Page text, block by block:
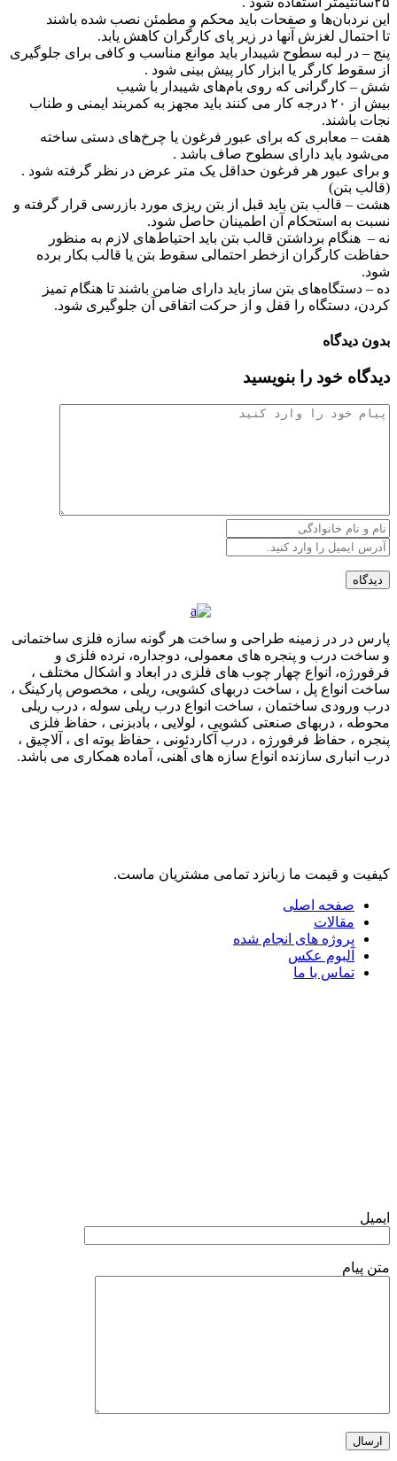
این نردبان‌ها و صفحات باید محکم و مطمئن نصب شده باشند
تا احتمال لغزش آنها در زیر پای کارگران کاهش یابد.
پنج – در لبه سطوح شیبدار باید موانع مناسب و کافی برای جلوگیری
از سقوط کارگر یا ابزار کار پیش بینی شود .
شش – کارگرانی که روی بام‌های شیبدار با شیب
بیش از ۲۰ درجه کار می کنند باید مجهز به کمربند ایمنی و طناب
نجات باشند.
هفت – معابری که برای عبور فرغون یا چرخ‌های دستی ساخته
می‌شود باید دارای سطوح صاف باشد .
و برای عبور هر فرغون حداقل یک متر عرض در نظر گرفته شود .
(قالب بتن)
هشت – قالب بتن باید قبل از بتن ریزی مورد بازرسی قرار گرفته و
نسبت به استحکام آن اطمینان حاصل شود.
نه – هنگام برداشتن قالب بتن باید احتیاط‌های لازم به منظور
حفاظت کارگران ازخطر احتمالی سقوط بتن یا قالب بکار برده
شود.
ده – دستگاه‌های بتن ساز باید دارای ضامن باشند تا هنگام تمیز
کردن‌، دستگاه را قفل و از حرکت اتفاقی آن جلوگیری شود.
بدون دیدگاه
دیدگاه خود را بنویسید
پارس در در زمینه طراحی و ساخت هر گونه سازه فلزی ساختمانی
و ساخت درب و پنجره های معمولی، دوجداره، نرده فلزی و
فرفورژه، انواع چهار چوب های فلزی در ابعاد و اشکال مختلف ،
ساخت انواع پل ، ساخت دربهای کشویی، ریلی ، مخصوص پارکینگ ،
درب ورودی ساختمان ، ساخت انواع درب ریلی سوله ، درب ریلی
محوطه ، دربهای صنعتی کشویی ، لولایی ، بادبزنی ، حفاظ فلزی
پنجره ، حفاظ فرفورژه ، درب آکاردئونی ، حفاظ بوته ای ، آلاچیق ،
درب انباری سازنده انواع سازه های آهنی، آماده همکاری می باشد.
کیفیت و قیمت ما زبانزد تمامی مشتریان ماست.
صفحه اصلی
مقالات
پروژه های انجام شده
آلبوم عکس
تماس با ما
ایمیل
متن پیام